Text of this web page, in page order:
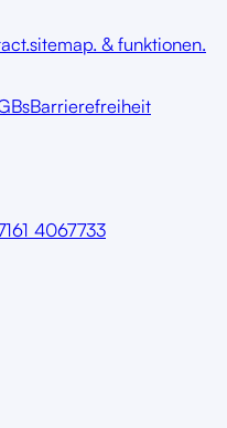
sitemap. & funktionen.
Barrierefreiheit
4067733